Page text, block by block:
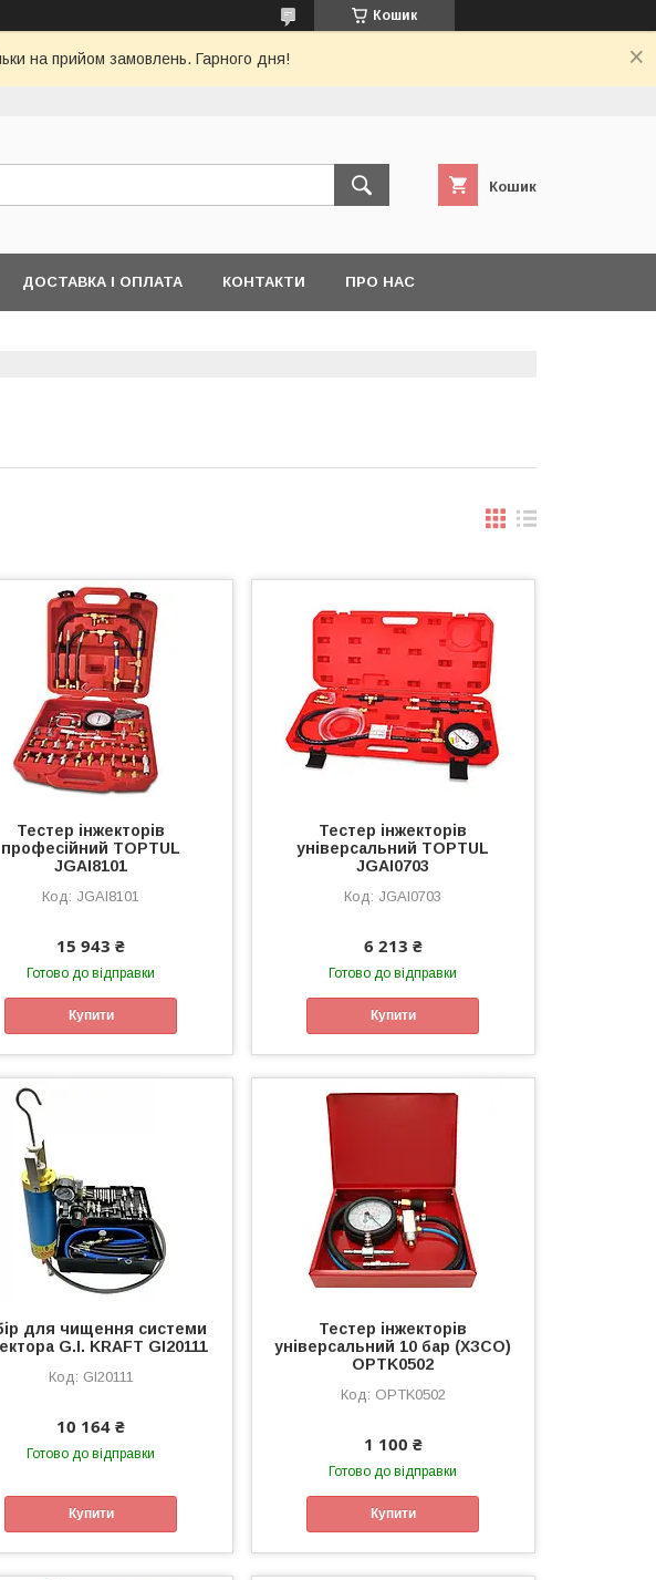
Кошик
на прийом замовлень. Гарного дня!
Кошик
ДОСТАВКА І ОПЛАТА КОНТАКТИ ПРО НАС
Тестер інжекторів
професійний TOPTUL
JGAI8101
JGAI8101
15 943 ₴
Готово до відправки
Купити
Тестер інжекторів
універсальний TOPTUL
JGAI0703
JGAI0703
6 213 ₴
Готово до відправки
Купити
для чищення системи
G.I. KRAFT GI20111
GI20111
10 164 ₴
Готово до відправки
Купити
Тестер інжекторів
універсальний 10 бар (ХЗСО)
OPTK0502
OPTK0502
1 100 ₴
Готово до відправки
Купити